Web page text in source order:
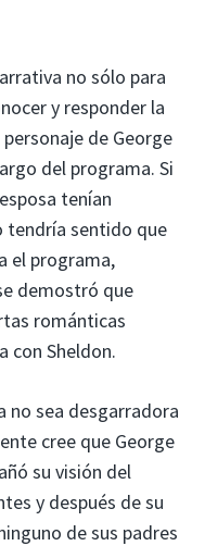
no sólo para
y responder la
de George
del programa. Si
tenían
tendría sentido que
el programa,
demostró que
románticas
con Sheldon.
no sea desgarradora
cree que George
su visión del
y después de su
de sus padres